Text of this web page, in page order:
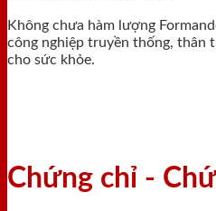
Không chưa hàm lượng
công nghiệp truyền thống, thân
cho sức khỏe.
Chứng chỉ -